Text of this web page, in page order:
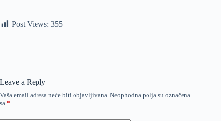
Post Views: 355
Leave a Reply
Vaša email adresa neće biti objavljivana. Neophodna polja su označena
sa *